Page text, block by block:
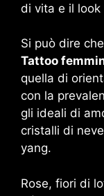
di vita e il
Si può dire
Tattoo
quella di
con la
gli ideali di
cristalli di
yang.
Rose, fiori di